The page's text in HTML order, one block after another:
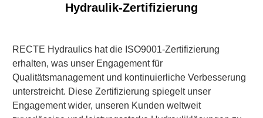
Hydraulik-Zertifizierung
RECTE Hydraulics hat die ISO9001-Zertifizierung
erhalten, was unser Engagement für
Qualitätsmanagement und kontinuierliche Verbesserung
unterstreicht. Diese Zertifizierung spiegelt unser
Engagement wider, unseren Kunden weltweit